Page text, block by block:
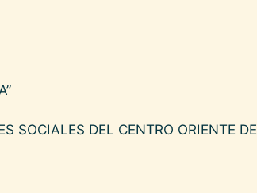
SOCIALES DEL CENTRO ORIENTE DE